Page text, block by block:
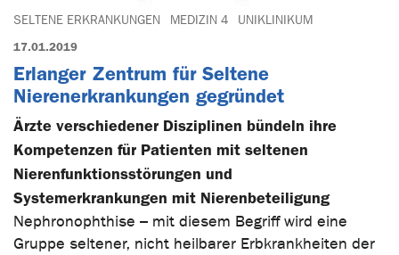
SELTENE ERKRANKUNGEN MEDIZIN 4 UNIKLINIKUM
17.01.2019
Erlanger Zentrum für Seltene
Nierenerkrankungen gegründet
Ärzte verschiedener Disziplinen bündeln ihre
Kompetenzen für Patienten mit seltenen
Nierenfunktionsstörungen und
Systemerkrankungen mit Nierenbeteiligung
Nephronophthise – mit diesem Begriff wird eine
Gruppe seltener, nicht heilbarer Erbkrankheiten der